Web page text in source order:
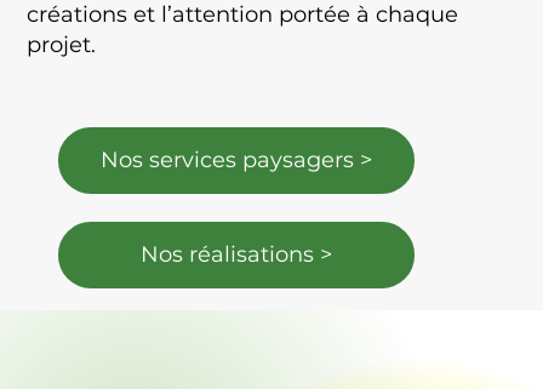
Nos services paysagers >
Nos réalisations >
créations et l’attention portée à chaque
projet.